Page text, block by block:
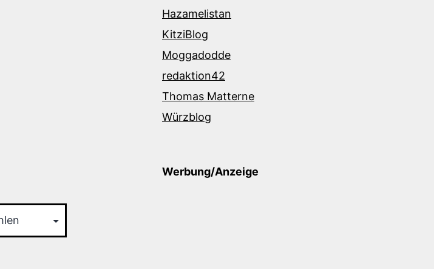
Hazamelistan
KitziBlog
Moggadodde
redaktion42
Thomas Matterne
Würzblog
Werbung/Anzeige